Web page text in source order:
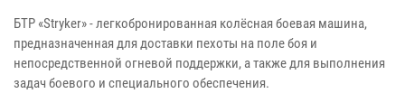
БТР «Stryker» - легкобронированная колёсная боевая машина,
предназначенная для доставки пехоты на поле боя и
непосредственной огневой поддержки, а также для выполнения
задач боевого и специального обеспечения.